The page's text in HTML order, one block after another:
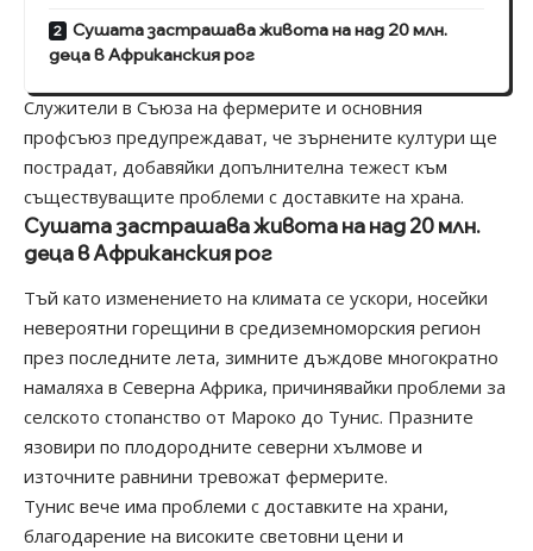
Сушата застрашава живота на над 20 млн.
деца в Африканския рог
Служители в Съюза на фермерите и основния
профсъюз предупреждават, че зърнените култури ще
пострадат, добавяйки допълнителна тежест към
съществуващите проблеми с доставките на храна.
Сушата застрашава живота на над 20 млн.
деца в Африканския рог
Тъй като изменението на климата се ускори, носейки
невероятни горещини в средиземноморския регион
през последните лета, зимните дъждове многократно
намаляха в Северна Африка, причинявайки проблеми за
селското стопанство от Мароко до Тунис. Празните
язовири по плодородните северни хълмове и
източните равнини тревожат фермерите.
Тунис вече има проблеми с доставките на храни,
благодарение на високите световни цени и